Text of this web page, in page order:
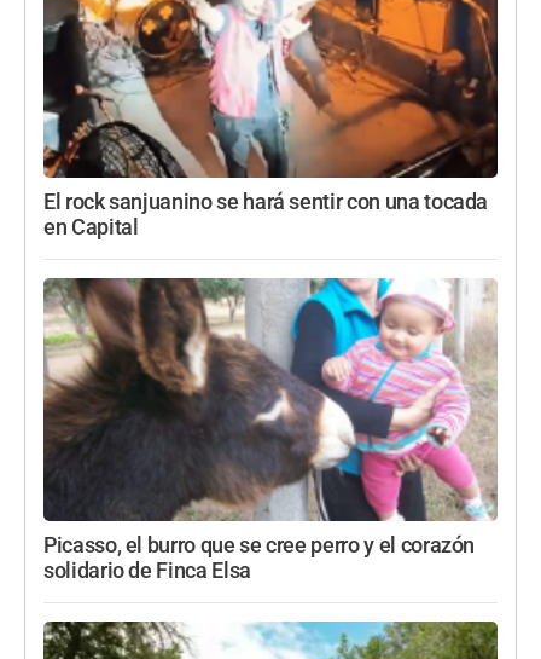
El rock sanjuanino se hará sentir con una tocada
en Capital
Picasso, el burro que se cree perro y el corazón
solidario de Finca Elsa